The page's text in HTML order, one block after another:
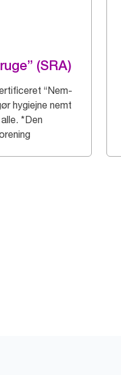
(SRA)
“Nem-
hygiejne nemt
*Den